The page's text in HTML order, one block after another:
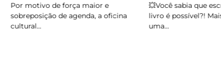
Por motivo de força maior e
sobreposição de agenda, a oficina
cultural…
💥Você sabia que
livro é possível?! Mais
uma…